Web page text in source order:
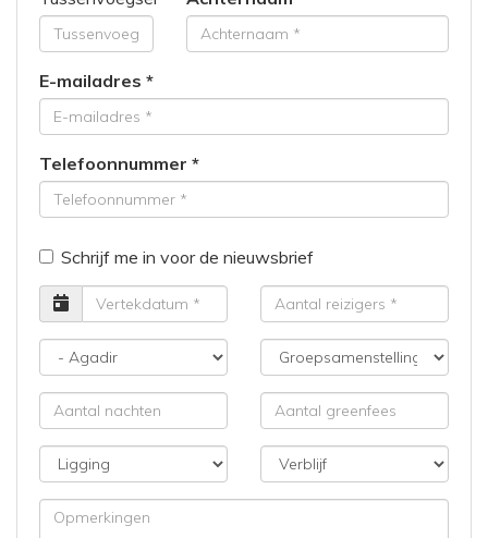
E-mailadres
Telefoonnummer
Schrijf me in voor de nieuwsbrief
Vertrekdatum
Aantal
reizigers
Bestemming
Groepsamenstelling
Aantal
nachten
Aantal
greenfees
Ligging
Verblijf
Opmerkingen